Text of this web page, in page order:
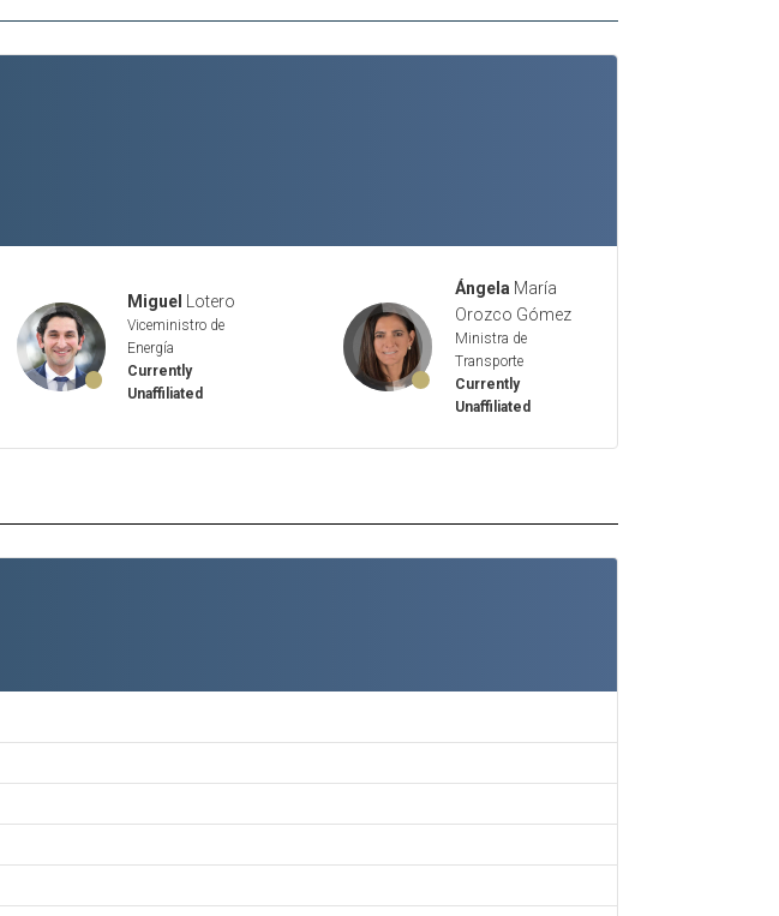
Miguel Lotero
Viceministro de
Energía
Currently
Unaffiliated
Ángela María
Orozco Gómez
Ministra de
Transporte
Currently
Unaffiliated